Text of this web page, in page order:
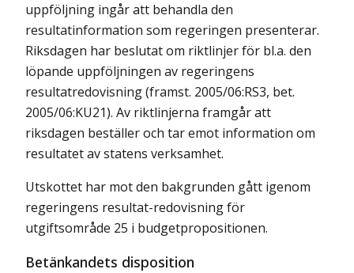
uppföljning ingår att behandla den
resultatinformation som regeringen presenterar.
Riksdagen har beslutat om riktlinjer för bl.a. den
löpande uppföljningen av regeringens
resultatredovisning (framst. 2005/06:RS3, bet.
2005/06:KU21). Av riktlinjerna framgår att
riksdagen beställer och tar emot information om
resultatet av statens verksamhet.
Utskottet har mot den bakgrunden gått igenom
regeringens resultat-redovisning för
utgiftsområde 25 i budgetpropositionen.
Betänkandets disposition